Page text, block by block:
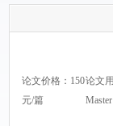
论文价格：150
元/篇
论文